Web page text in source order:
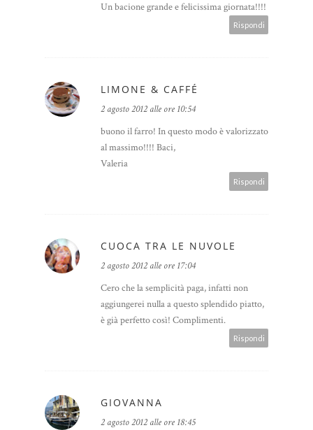
Un bacione grande e felicissima giornata!!!!
Rispondi
LIMONE & CAFFÉ
2 agosto 2012 alle ore 10:54
buono il farro! In questo modo è valorizzato
al massimo!!!! Baci,
Valeria
Rispondi
CUOCA TRA LE NUVOLE
2 agosto 2012 alle ore 17:04
Cero che la semplicità paga, infatti non
aggiungerei nulla a questo splendido piatto,
è già perfetto così! Complimenti.
Rispondi
GIOVANNA
2 agosto 2012 alle ore 18:45